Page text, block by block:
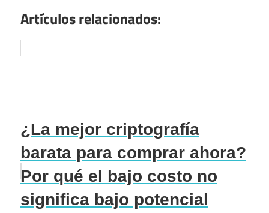
Artículos relacionados:
¿La mejor criptografía
barata para comprar ahora?
Por qué el bajo costo no
significa bajo potencial